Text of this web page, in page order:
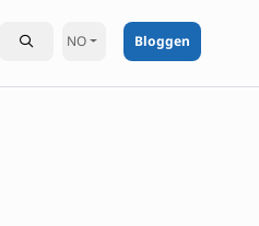
NO Bloggen